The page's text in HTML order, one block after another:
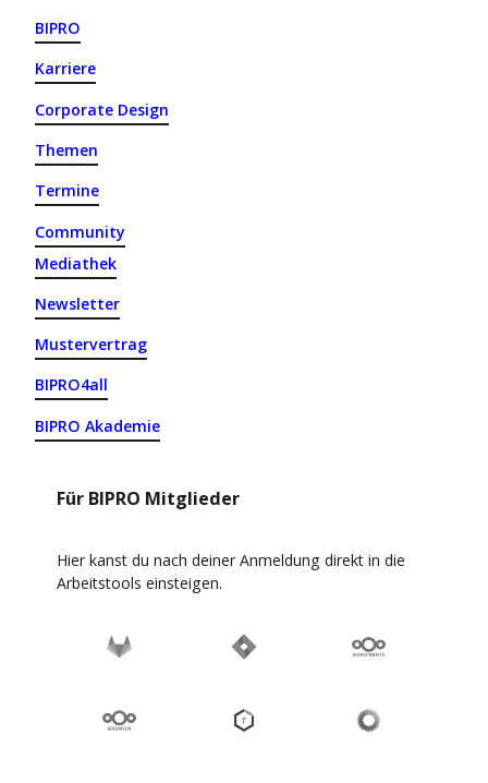
BIPRO
Karriere
Corporate Design
Themen
Termine
Community
Mediathek
Newsletter
Mustervertrag
BIPRO4all
BIPRO Akademie
Für BIPRO Mitglieder
Hier kanst du nach deiner Anmeldung direkt in die
Arbeitstools einsteigen.